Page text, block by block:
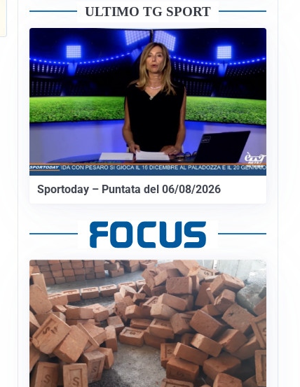
ULTIMO TG SPORT
Sportoday – Puntata del 06/08/2026